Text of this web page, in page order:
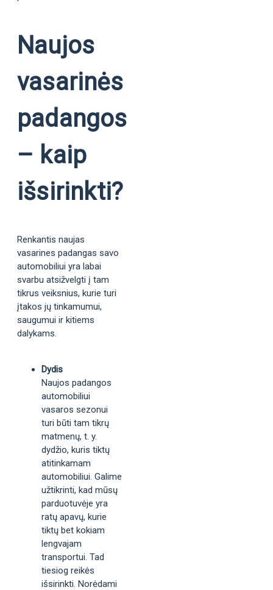
Naujos
vasarinės
padangos
– kaip
išsirinkti?
Renkantis naujas
vasarines padangas savo
automobiliui yra labai
svarbu atsižvelgti į tam
tikrus veiksnius, kurie turi
įtakos jų tinkamumui,
saugumui ir kitiems
dalykams.
Dydis
Naujos padangos
automobiliui
vasaros sezonui
turi būti tam tikrų
matmenų, t. y.
dydžio, kuris tiktų
atitinkamam
automobiliui. Galime
užtikrinti, kad mūsų
parduotuvėje yra
ratų apavų, kurie
tiktų bet kokiam
lengvajam
transportui. Tad
tiesiog reikės
išsirinkti. Norėdami